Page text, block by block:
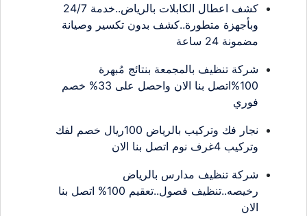
كشف اعطال الكابلات بالرياض..خدمة 24/7
وبأجهزة متطورة..كشف بدون تكسير وصيانة
مضمونة 24 ساعة
شركة تنظيف بالمجمعة بنتائج مُبهرة
100%اتصل بنا الان واحصل على 33% خصم
فوري
نجار فك وتركيب بالرياض 100ريال خصم لفك
وتركيب 4غرف نوم اتصل بنا الان
شركة تنظيف مدارس بالرياض
رخيصه..تنظيف فصول..تعقيم 100% اتصل بنا
الان